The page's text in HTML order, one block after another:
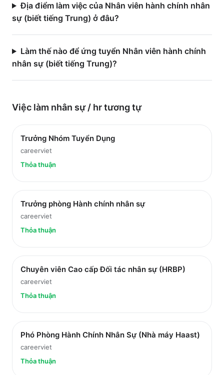
Địa điểm làm việc của Nhân viên hành chính nhân
sự (biết tiếng Trung) ở đâu?
Làm thế nào để ứng tuyển Nhân viên hành chính
nhân sự (biết tiếng Trung)?
Việc làm nhân sự / hrtương tự
Trưởng Nhóm Tuyển Dụng
careerviet
Thỏa thuận
Trưởng phòng Hành chính nhân sự
careerviet
Thỏa thuận
Chuyên viên Cao cấp Đối tác nhân sự (HRBP)
careerviet
Thỏa thuận
Phó Phòng Hành Chính Nhân Sự (Nhà máy Haast)
careerviet
Thỏa thuận